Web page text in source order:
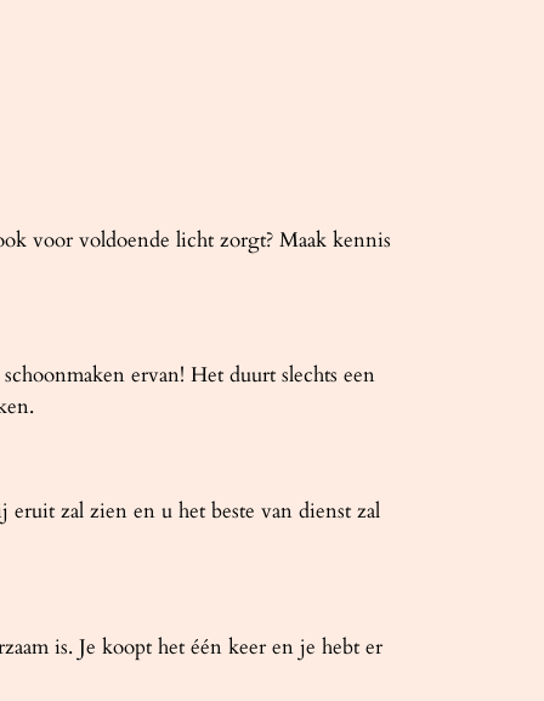
voor voldoende licht zorgt? Maak kennis
ervan! Het duurt slechts een
zal zien en u het beste van dienst zal
is. Je koopt het één keer en je hebt er